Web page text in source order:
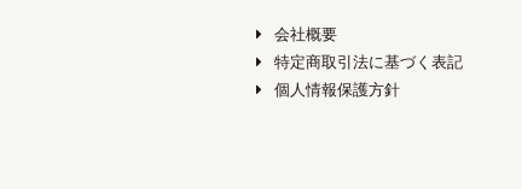
会社概要
特定商取引法に基づく表記
個人情報保護方針